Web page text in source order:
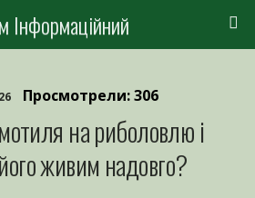
Інформаційний
Просмотрели: 306
на риболовлю і
живим надовго?